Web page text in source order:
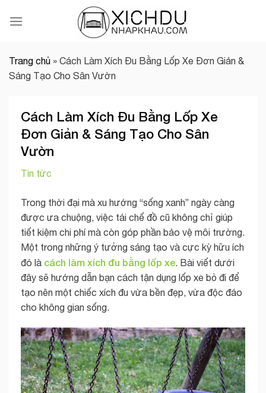
Trang chủ » Cách Làm Xích Đu Bằng Lốp Xe Đơn Giản &
Sáng Tạo Cho Sân Vườn
Cách Làm Xích Đu Bằng Lốp Xe
Đơn Giản & Sáng Tạo Cho Sân
Vườn
Tin tức
Trong thời đại mà xu hướng “sống xanh” ngày càng
được ưa chuộng, việc tái chế đồ cũ không chỉ giúp
tiết kiệm chi phí mà còn góp phần bảo vệ môi trường.
Một trong những ý tưởng sáng tạo và cực kỳ hữu ích
đó là cách làm xích đu bằng lốp xe. Bài viết dưới
đây sẽ hướng dẫn bạn cách tận dụng lốp xe bỏ đi để
tạo nên một chiếc xích đu vừa bền đẹp, vừa độc đáo
cho không gian sống.